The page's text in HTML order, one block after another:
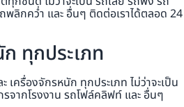
พลิกคว่ำ และ อื่นๆ ติดต่อเราได้ตลอด 24
ทุกประเภท
ครื่องจักรหนัก ทุกประเภท ไม่ว่าจะเป็น
จากโรงงาน รถโฟล์คลิฟท์ และ อื่นๆ